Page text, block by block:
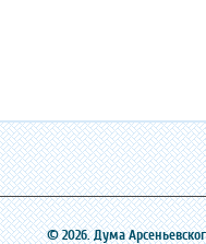
© 2026. Дума